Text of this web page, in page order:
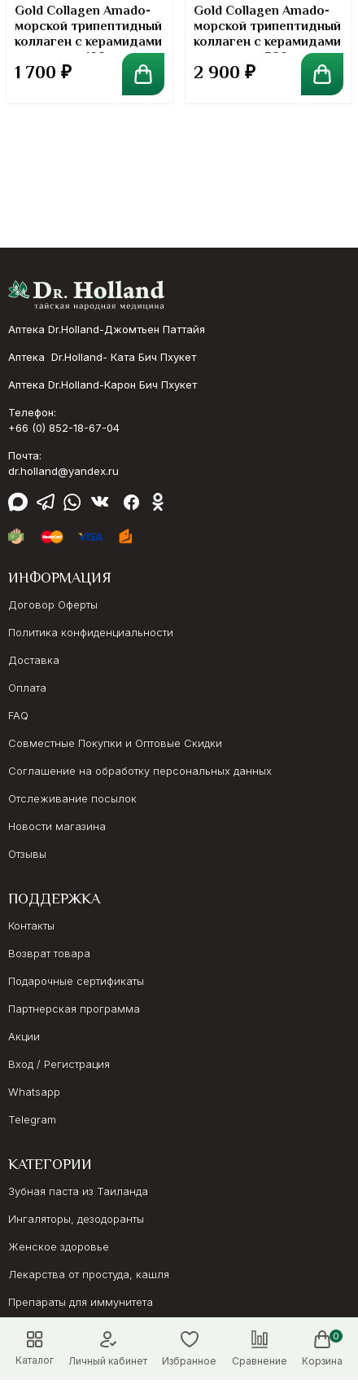
Каталог Личный кабинет Избранное Сравнение
0
Корзина
Gold Collagen Amado-
морской трипептидный
коллаген с керамидами
в порошке. 100 грамм
1 700 ₽
Gold Collagen Amado-
морской трипептидный
коллаген с керамидами
в порошке. 300 грамм
2 900 ₽
Аптека Dr.Holland-Джомтьен Паттайя
Аптека Dr.Holland- Ката Бич Пхукет
Аптека Dr.Holland-Карон Бич Пхукет
Телефон:
+66 (0) 852-18-67-04
Почта:
dr.holland@yandex.ru
ИНФОРМАЦИЯ
Договор Оферты
Политика конфиденциальности
Доставка
Оплата
FAQ
Совместные Покупки и Оптовые Скидки
Соглашение на обработку персональных данных
Отслеживание посылок
Новости магазина
Отзывы
ПОДДЕРЖКА
Контакты
Возврат товара
Подарочные сертификаты
Партнерская программа
Акции
Вход / Регистрация
Whatsapp
Telegram
КАТЕГОРИИ
Зубная паста из Таиланда
Ингаляторы, дезодоранты
Женское здоровье
Лекарства от простуда, кашля
Препараты для иммунитета
Онкология, суставы